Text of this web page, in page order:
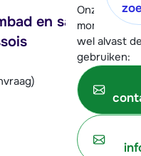
Onze
moment
wel alvast
gebruiken:
en sauna